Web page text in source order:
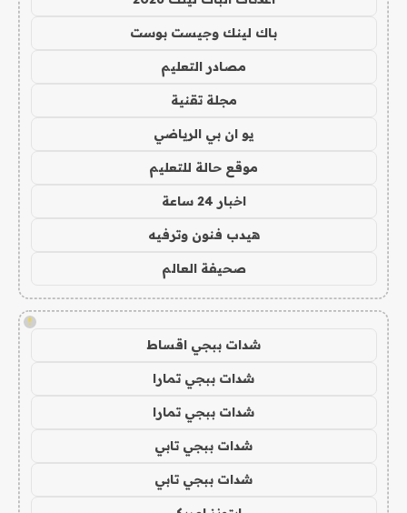
باك لينك وجيست بوست
مصادر التعليم
مجلة تقنية
يو ان بي الرياضي
موقع حالة للتعليم
اخبار 24 ساعة
هيدب فنون وترفيه
صحيفة العالم
!
شدات ببجي اقساط
شدات ببجي تمارا
شدات ببجي تمارا
شدات ببجي تابي
شدات ببجي تابي